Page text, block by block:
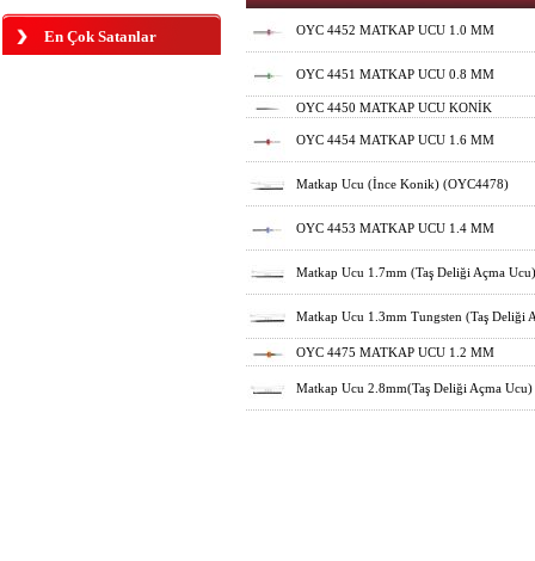
En Çok Satanlar OYC 4452 MATKAP UCU 1.0 MM
OYC 4451 MATKAP UCU 0.8 MM
OYC 4450 MATKAP UCU KONİK
OYC 4454 MATKAP UCU 1.6 MM
Matkap Ucu (İnce Konik) (OYC4478)
OYC 4453 MATKAP UCU 1.4 MM
Matkap Ucu 1.7mm (Taş Deliği Açma
Matkap Ucu 1.3mm Tungsten (Taş Deliği
OYC 4475 MATKAP UCU 1.2 MM
Matkap Ucu 2.8mm(Taş Deliği Açma